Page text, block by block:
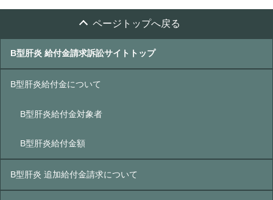
ページトップへ戻る
B型肝炎 給付金請求訴訟サイトトップ
B型肝炎給付金について
B型肝炎給付金対象者
B型肝炎給付金額
B型肝炎 追加給付金請求について